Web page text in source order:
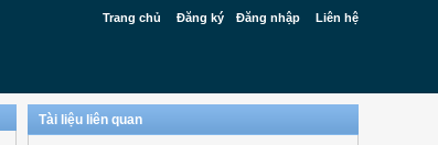
Trang chủ Đăng ký Đăng nhập Liên hệ
Tài liệu liên quan